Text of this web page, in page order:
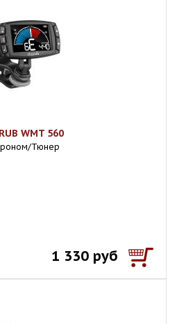
WMT 560
Тюнер
1 330 руб